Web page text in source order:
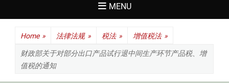
MENU
Home » 法律法规 » 税法 » 增值税法 »
财政部关于对部分出口产品试行退中间生产环节产品税、增
值税的通知